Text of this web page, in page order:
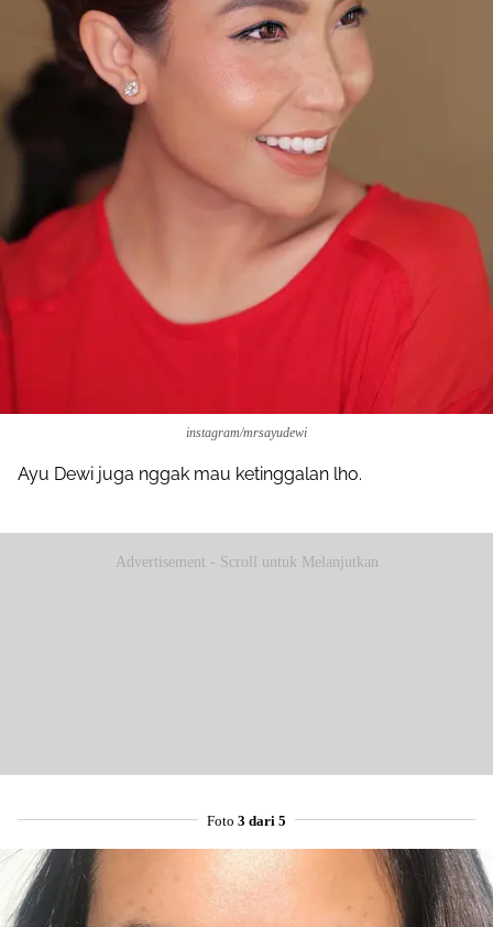
instagram/mrsayudewi
Ayu Dewi juga nggak mau ketinggalan lho.
Advertisement - Scroll untuk Melanjutkan
Foto 3 dari 5